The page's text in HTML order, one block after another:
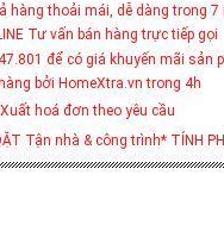
hàng thoải mái, dễ dàng trong 7
Tư vấn bán hàng trực tiếp gọi
để có giá khuyến mãi sản
bởi HomeXtra.vn trong 4h
hoá đơn theo yêu cầu
Tận nhà & công trình* TÍNH